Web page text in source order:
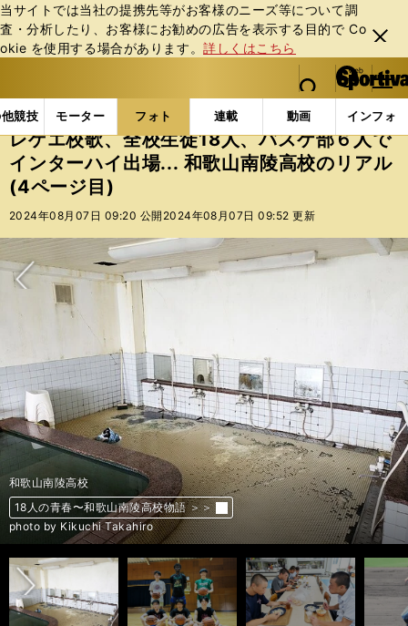
当サイトでは当社の提携先等がお客様のニーズ等について調
査・分析したり、お客様にお勧めの広告を表⽰する⽬的で Co
okie を使⽤する場合があります。詳しくはこちら
閉じ
る
web Sportiva (webスポルティーバ)
検索
マイペ
ー
ジ
メニュ
競技 モーター フォト 連載 動画 インフォ
b
ス
ポ
ル
テ
ー
バ
フォトギャラリー コラムフォト レゲエ校歌、全校
レゲエ校歌、全校生徒18人、バスケ部６人で
インターハイ出場... 和歌山南陵高校のリアル
(4ページ目)
2024年08月07日 09:20 公開 2024年08月07日 09:52 更新
和歌山南陵高校
18人の青春〜和歌山南陵高校物語 ＞＞
photo by Kikuchi Takahiro
和歌山南陵高校
18人の青春〜和歌山南陵高校物語 ＞＞
photo by Kikuchi Takahiro
和歌山南陵高校
18人の青春〜和歌山南陵高校物語 ＞＞
photo by Kikuchi Takahiro
和歌山南陵高校
18人の青春〜和歌山南陵高校物語 ＞＞
photo by Kikuchi Takahiro
和歌山南陵高校
18人の青春〜和歌山南陵高校物語 ＞＞
photo by Kikuchi Takahiro
和歌山南陵高校
18人の青春〜和歌山南陵高校物語 ＞＞
photo by Kikuchi Takahiro
和歌山南陵高校
18人の青春〜和歌山南陵高校物語 ＞＞
photo by Kikuchi Takahiro
和歌山南陵高校
18人の青春〜和歌山南陵高校物語 ＞＞
photo by Kikuchi Takahiro
和歌山南陵高校
18人の青春〜和歌山南陵高校物語 ＞＞
photo by Kikuchi Takahiro
和歌山南陵高校
18人の青春〜和歌山南陵高校物語 ＞＞
photo by Kikuchi Takahiro
前へ